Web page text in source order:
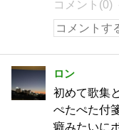
コメント(0)
ロン
初めて歌集
ぺたぺた付
癖みたいに